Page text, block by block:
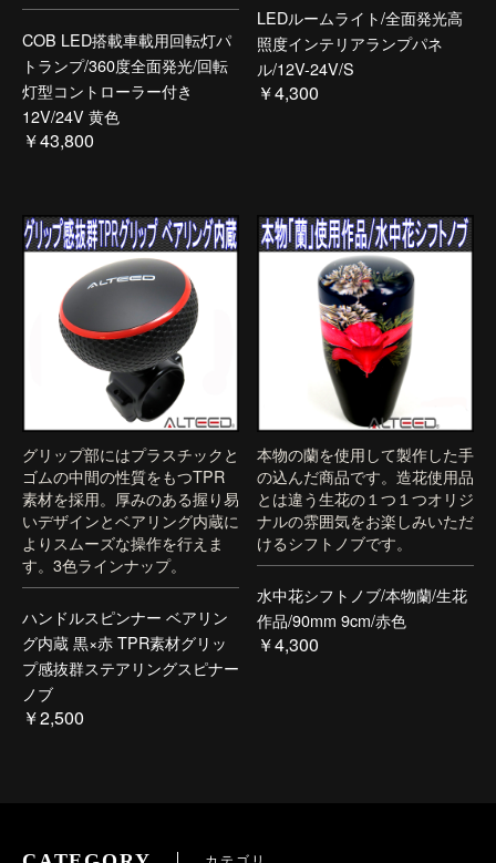
COB LED搭載車載用回転灯パ
トランプ/360度全面発光/回転
灯型コントローラー付き
12V/24V 黄色
￥43,800
LEDルームライト/全面発光高
照度インテリアランプパネ
ル/12V-24V/S
￥4,300
グリップ部にはプラスチックと
ゴムの中間の性質をもつTPR
素材を採用。厚みのある握り易
いデザインとベアリング内蔵に
よりスムーズな操作を行えま
す。3色ラインナップ。
ハンドルスピンナー ベアリン
グ内蔵 黒×赤 TPR素材グリッ
プ感抜群ステアリングスピナー
ノブ
￥2,500
本物の蘭を使用して製作した手
の込んだ商品です。造花使用品
とは違う生花の１つ１つオリジ
ナルの雰囲気をお楽しみいただ
けるシフトノブです。
水中花シフトノブ/本物蘭/生花
作品/90mm 9cm/赤色
￥4,300
カテゴリ